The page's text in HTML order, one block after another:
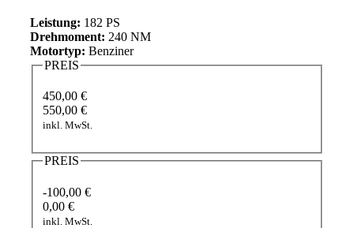
Leistung: 182 PS
Drehmoment: 240 NM
Motortyp: Benziner
PREIS
450,00 €
550,00 €
inkl. MwSt.
PREIS
-100,00 €
0,00 €
inkl. MwSt.